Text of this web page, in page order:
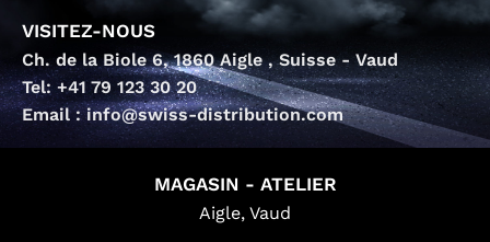
VISITEZ-NOUS
Ch. de la Biole 6, 1860 Aigle , Suisse - Vaud
Tel: +41 79 123 30 20
Email : info@swiss-distribution.com
MAGASIN - ATELIER
Aigle, Vaud